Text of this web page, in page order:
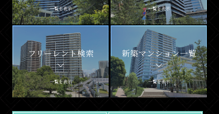
一覧を表示 一覧を表示
フリーレント検索
一覧を表示
新築マンション一覧
一覧を表示